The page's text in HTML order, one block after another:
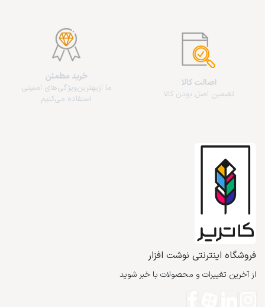
اصالت کالا
تضمین اصل بودن کالا
خرید مطمئن
ما از‌بهترین‌ویژگی‌های امنیتی
استفاده می‌کنیم
فروشگاه اینترنتی نوشت افزار
از آخرین تغییرات و محصولات با خبر شوید